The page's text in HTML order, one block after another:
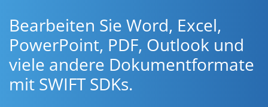
Bearbeiten Sie Word, Excel,
PowerPoint, PDF, Outlook und
viele andere Dokumentformate
mit SWIFT SDKs.